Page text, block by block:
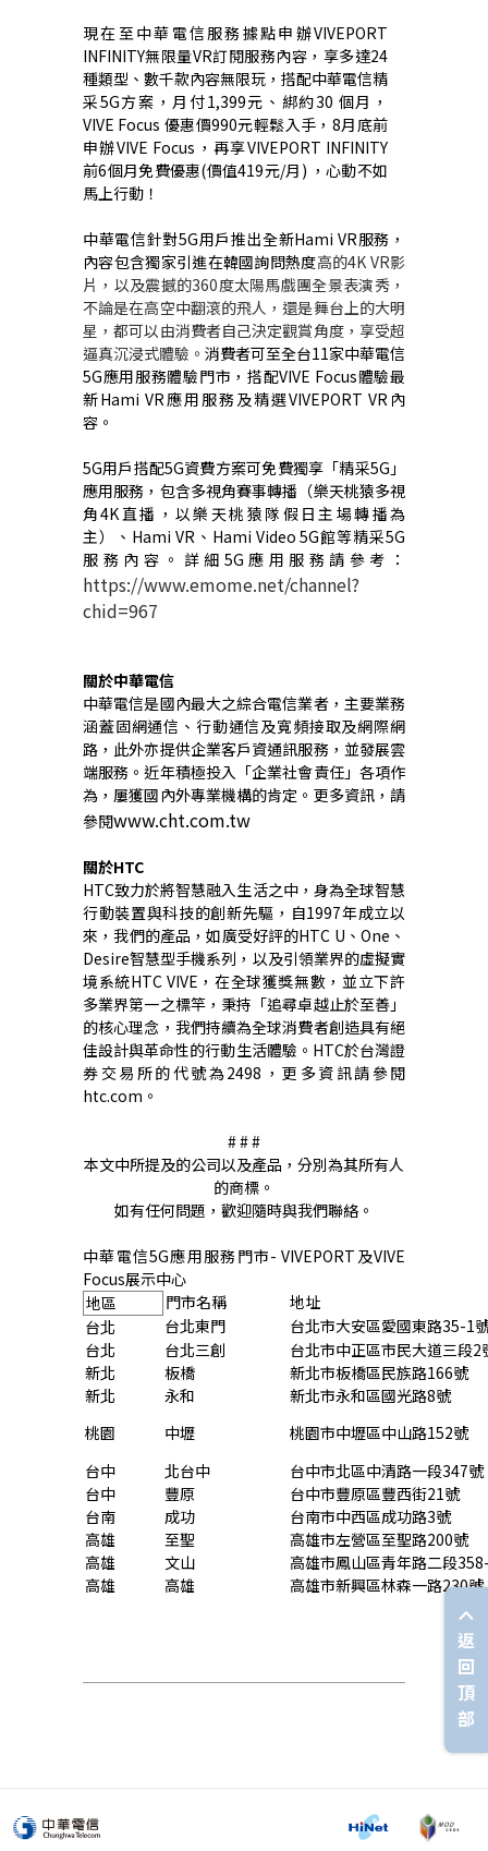
現在至中華電信服務據點申辦VIVEPORT
INFINITY無限量VR訂閱服務內容，享多達24
種類型、數千款內容無限玩，搭配中華電信精
采5G方案，月付1,399元、綁約30 個月，
VIVE Focus 優惠價990元輕鬆入手， 8月底前
申辦VIVE Focus ，再享VIVEPORT INFINITY
前6個月免費優惠(價值419元/月 ) ，心動不如
馬上行動！
中華電信針對5G用戶推出全新Hami VR服務，
內容包含獨家引進在韓國詢問熱度高的4K VR影
片，以及震撼的360度太陽馬戲團全景表演秀，
不論是在高空中翻滾的飛人，還是舞台上的大明
星，都可以由消費者自己決定觀賞角度，享受超
逼真沉浸式體驗。 消費者可至全台11家中華電信
5G應用服務體驗門市，搭配VIVE Focus體驗最
新Hami VR應用服務及精選VIVEPORT VR 內
容。
5G用戶搭配5G資費方案可免費獨享「精采5G 」
應用服務，包含多視角賽事轉播（樂天桃猿多視
角4K直播，以樂天桃猿隊假日主場轉播為
主）、 Hami VR、 Hami Video 5G館等精采5G
服務內容。詳細 5G 應用服務請參考：
https://www.emome.net/channel?
chid=967
關於中華電信
中華電信是國內最大之綜合電信業者，主要業務
涵蓋固網通信、行動通信及寬頻接取及網際網
路，此外亦提供企業客戶資通訊服務，並發展雲
端服務。近年積極投入「企業社會責任」各項作
為，屢獲國內外專業機構的肯定。更多資訊，請
參閱www.cht.com.tw
關於HTC
HTC致力於將智慧融入生活之中，身為全球智慧
行動裝置與科技的創新先驅，自1997年成立以
來，我們的產品，如廣受好評的HTC U 、 One 、
Desire智慧型手機系列，以及引領業界的虛擬實
境系統HTC VIVE ，在全球獲獎無數，並立下許
多業界第一之標竿，秉持「追尋卓越止於至善」
的核心理念，我們持續為全球消費者創造具有絕
佳設計與革命性的行動生活體驗。 HTC於台灣證
券交易所的代號為2498 ，更多資訊請參閱
htc.com 。
# # #
本文中所提及的公司以及產品，分別為其所有人
的商標。
如有任何問題，歡迎隨時與我們聯絡。
中華電信5G應用服務門市- VIVEPORT 及VIVE
Focus展示中心
地區
門市名稱
地址
台北
台北東門 台北市大安區愛國東路35-1
台北
台北三創 台北市中正區市民大道三段2
新北
板橋 新北市板橋區民族路166號
新北
永和 新北市永和區國光路8號
桃園
中壢 桃園市中壢區中山路152號
台中
北台中 台中市北區中清路一段347號
台中
豐原 台中市豐原區豐西街21號
台南
成功 台南市中西區成功路3號
高雄
至聖 高雄市左營區至聖路200號
高雄
文山 高雄市鳳山區青年路二段
高雄
高雄 高雄市新興區林森一路230號
返
回
頂
部